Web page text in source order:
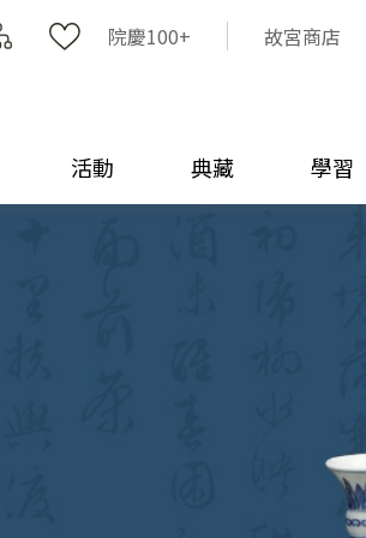
院慶100+ 故宮商店
活動 典藏 學習